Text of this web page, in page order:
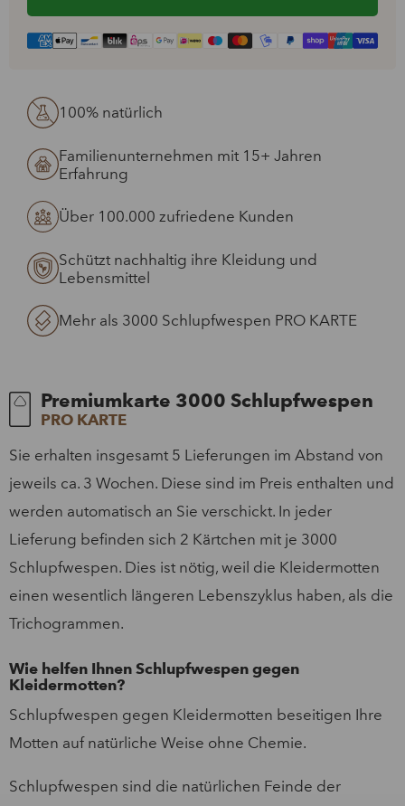
100% natürlich
Familienunternehmen mit 15+ Jahren
Erfahrung
Über 100.000 zufriedene Kunden
Schützt nachhaltig ihre Kleidung und
Lebensmittel
Mehr als 3000 Schlupfwespen PRO KARTE
Premiumkarte 3000 Schlupfwespen
PRO KARTE
Sie erhalten insgesamt 5 Lieferungen im Abstand von
jeweils ca. 3 Wochen. Diese sind im Preis enthalten und
werden automatisch an Sie verschickt. In jeder
Lieferung befinden sich 2 Kärtchen mit je 3000
Schlupfwespen. Dies ist nötig, weil die Kleidermotten
einen wesentlich längeren Lebenszyklus haben, als die
Trichogrammen.
Wie helfen Ihnen Schlupfwespen gegen
Kleidermotten?
Schlupfwespen gegen Kleidermotten beseitigen Ihre
Motten auf natürliche Weise ohne Chemie.
Schlupfwespen sind die natürlichen Feinde der